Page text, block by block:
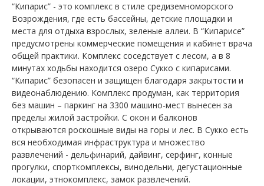
“Кипарис” - это комплекс в стиле средиземноморского
Возрождения, где есть бассейны, детские площадки и
места для отдыха взрослых, зеленые аллеи. В “Кипарисе”
предусмотрены коммерческие помещения и кабинет врача
общей практики. Комплекс соседствует с лесом, а в 8
минутах ходьбы находится озеро Сукко с кипарисами.
“Кипарис” безопасен и защищен благодаря закрытости и
видеонаблюдению. Комплекс продуман, как территория
без машин – паркинг на 3300 машино-мест вынесен за
пределы жилой застройки. С окон и балконов
открываются роскошные виды на горы и лес. В Сукко есть
вся необходимая инфраструктура и множество
развлечений - дельфинарий, дайвинг, серфинг, конные
прогулки, спорткомплексы, винодельни, дегустационные
локации, этнокомплекс, замок развлечений.